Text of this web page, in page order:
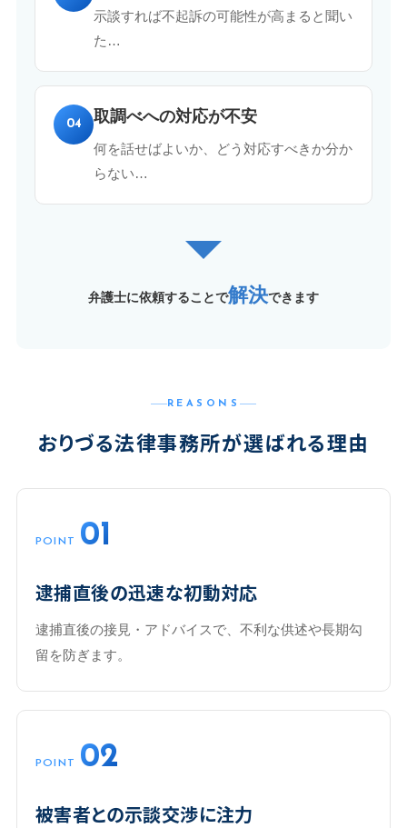
示談すれば不起訴の可能性が高まると聞い
た…
04 取調べへの対応が不安
何を話せばよいか、どう対応すべきか分か
らない…
弁護士に依頼することで解決できます
REASONS
おりづる法律事務所が選ばれる理由
POINT 01
逮捕直後の迅速な初動対応
逮捕直後の接見・アドバイスで、不利な供述や長期勾
留を防ぎます。
POINT 02
被害者との示談交渉に注力